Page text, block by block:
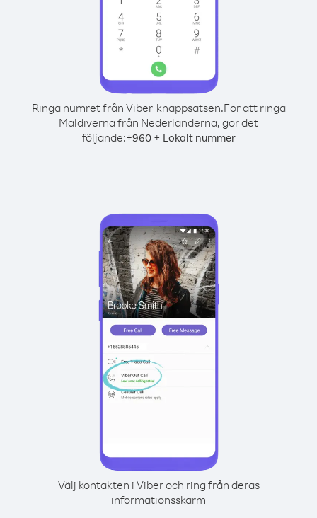
Ringa numret från Viber-knappsatsen.För att ringa
Maldiverna från Nederländerna, gör det
följande:+960+ Lokalt nummer
Välj kontakten i Viber och ring från deras
informationsskärm